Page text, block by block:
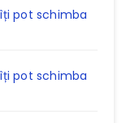
pot schimba
pot schimba